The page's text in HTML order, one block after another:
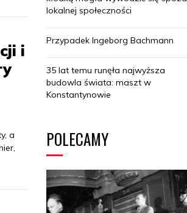
i
a
lokalnej społeczności
Przypadek Ingeborg Bachmann
35 lat temu runęła najwyższa
budowla świata: maszt w
Konstantynowie
POLECAMY